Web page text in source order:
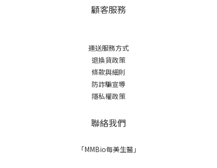
顧客服務
運送服務方式
退換貨政策
條款與細則
防詐騙宣導
隱私權政策
聯絡我們
「MMBio每美生醫」